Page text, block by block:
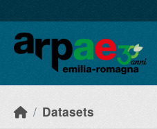
Datasets